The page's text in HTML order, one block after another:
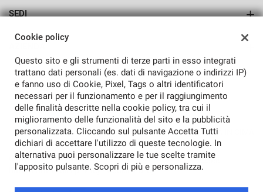
SEDI
EUROCAR SRL
Azienda
Contatti
TORNA IN CIMA
Copyright © 2026 Eurocar Srl - P.IVA 01487370411 -Leggi
l'informativa sulla privacy-Cookie Policy
Cookie policy
Questo sito e gli strumenti di terze parti in esso integrati
trattano dati personali (es. dati di navigazione o indirizzi IP)
e fanno uso di Cookie, Pixel, Tags o altri identificatori
necessari per il funzionamento e per il raggiungimento
delle finalità descritte nella cookie policy, tra cui il
miglioramento delle funzionalità del sito e la pubblicità
personalizzata. Cliccando sul pulsante Accetta Tutti
dichiari di accettare l'utilizzo di queste tecnologie. In
alternativa puoi personalizzare le tue scelte tramite
l'apposito pulsante. Scopri di più e personalizza.